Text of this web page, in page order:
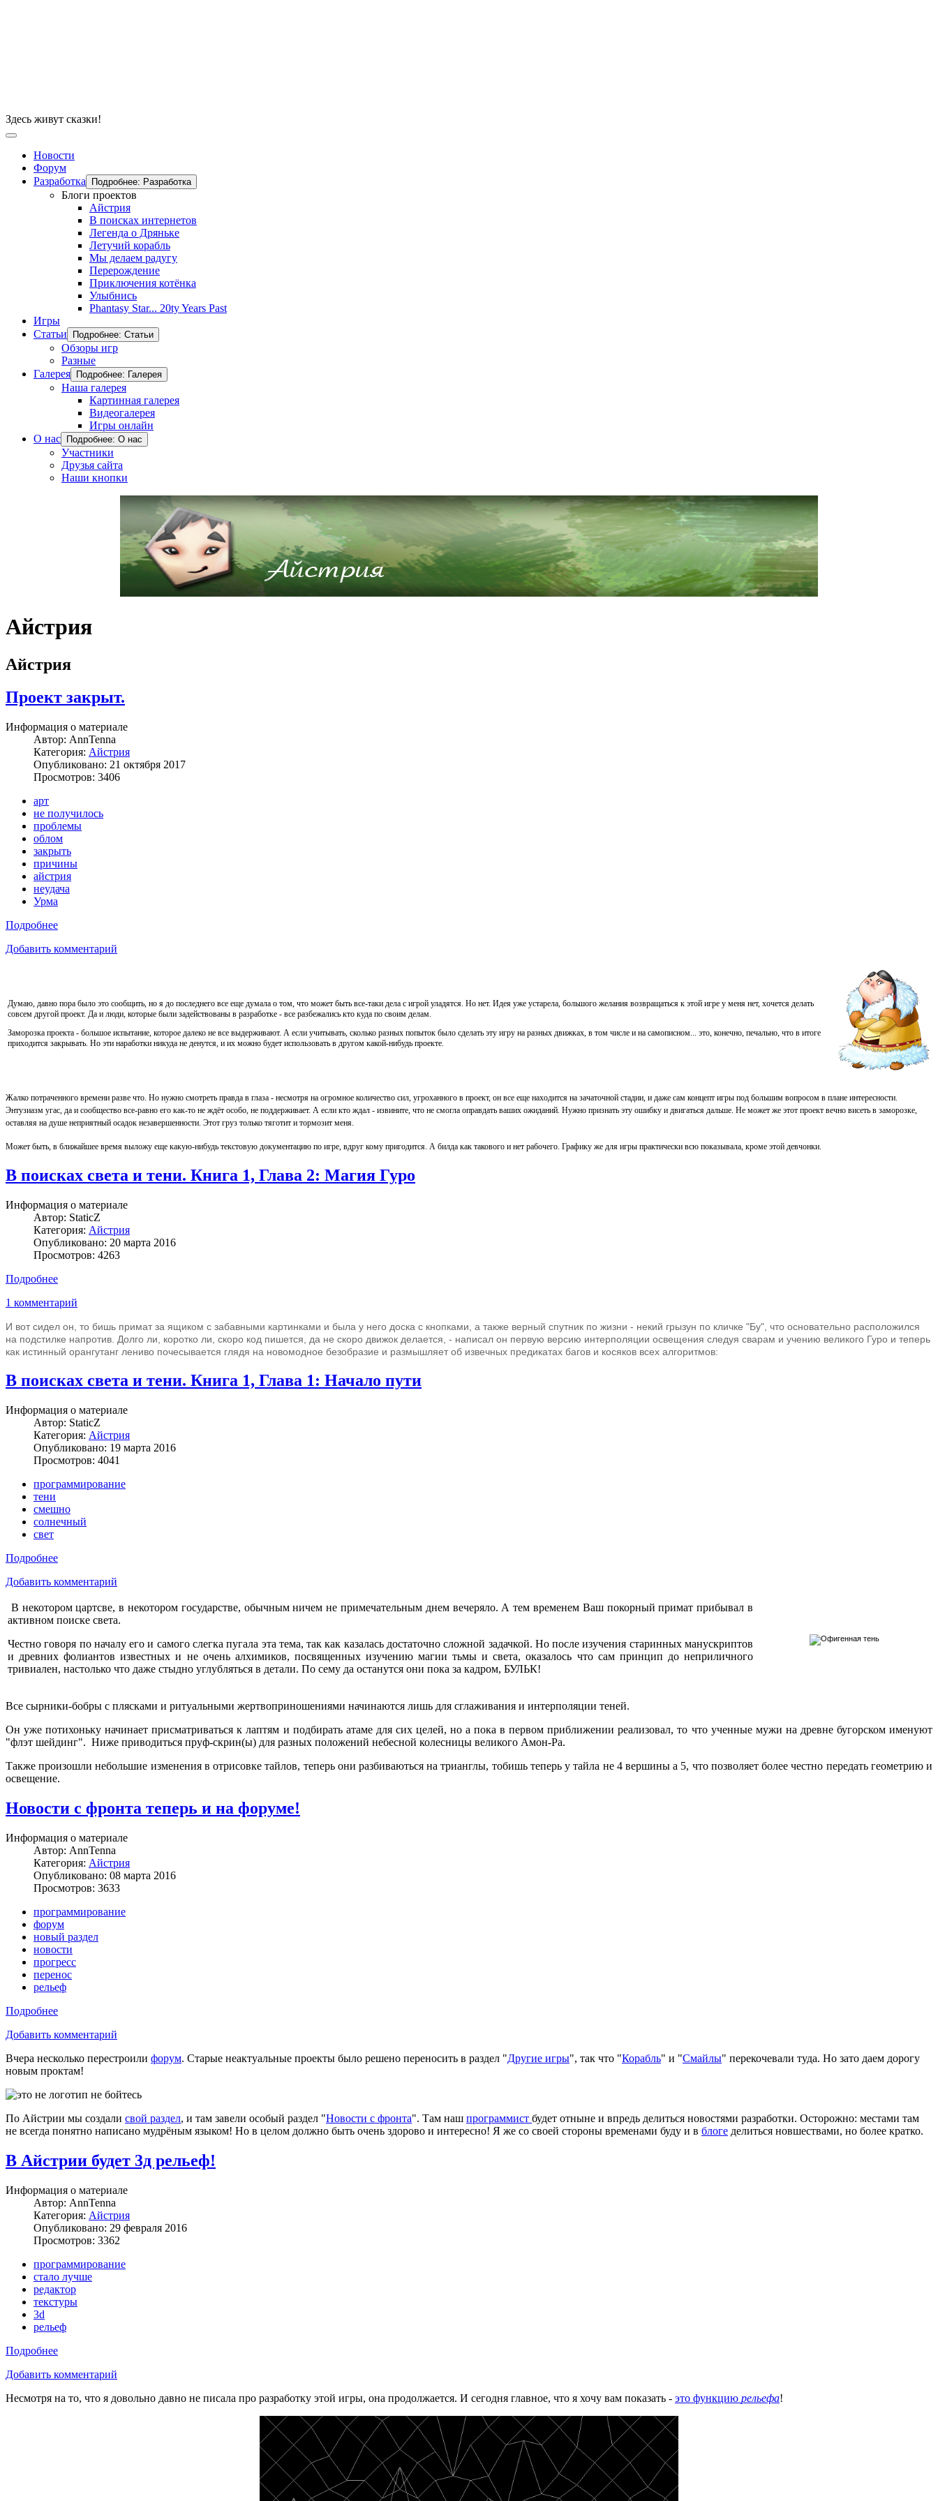
Здесь живут сказки!
Новости
Форум
Разработка
Подробнее: Разработка
Блоги проектов
Айстрия
В поисках интернетов
Легенда о Дряньке
Летучий корабль
Мы делаем радугу
Перерождение
Приключения котёнка
Улыбнись
Phantasy Star... 20ty Years Past
Игры
Статьи
Подробнее: Статьи
Обзоры игр
Разные
Галерея
Подробнее: Галерея
Наша галерея
Картинная галерея
Видеогалерея
Игры онлайн
О нас
Подробнее: О нас
Участники
Друзья сайта
Наши кнопки
Айстрия
Айстрия
Проект закрыт.
Информация о материале
Автор: AnnTenna
Категория: Айстрия
Опубликовано: 21 октября 2017
Просмотров: 3406
арт
не получилось
проблемы
облом
закрыть
причины
айстрия
неудача
Урма
Подробнее
Добавить комментарий
Думаю, давно пора было это сообщить, но я до последнего все еще думала о том, что может быть все-таки дела с игрой уладятся. Но нет. Идея уже устарела, большого желания возвращаться к этой игре у меня нет, хочется делать
совсем другой проект. Да и люди, которые были задействованы в разработке - все разбежались кто куда по своим делам.
Заморозка проекта - большое испытание, которое далеко не все выдерживают. А если учитывать, сколько разных попыток было сделать эту игру на разных движках, в том числе и на самописном... это, конечно, печально, что в итоге
приходится закрывать. Но эти наработки никуда не денутся, и их можно будет использовать в другом какой-нибудь проекте.
Жалко потраченного времени разве что. Но нужно смотреть правда в глаза - несмотря на огромное количество сил, угроханного в проект, он все еще находится на зачаточной стадии, и даже сам концепт игры под большим вопросом в плане интересности.
Энтузиазм угас, да и сообщество все-равно его как-то не ждёт особо, не поддерживает. А если кто ждал - извините, что не смогла оправдать ваших ожиданий. Нужно признать эту ошибку и двигаться дальше. Не может же этот проект вечно висеть в заморозке,
оставляя на душе неприятный осадок незавершенности. Этот груз только тяготит и тормозит меня.
Может быть, в ближайшее время выложу еще какую-нибудь текстовую документацию по игре, вдруг кому пригодится. А билда как такового и нет рабочего. Графику же для игры практически всю показывала, кроме этой девчонки.
В поисках света и тени. Книга 1, Глава 2: Магия Гуро
Информация о материале
Автор: StaticZ
Категория: Айстрия
Опубликовано: 20 марта 2016
Просмотров: 4263
Подробнее
1 комментарий
И вот сидел он, то бишь примат за ящиком с забавными картинками и была у него доска с кнопками, а также верный спутник по жизни - некий грызун по кличке "Бу", что основательно расположился
на подстилке напротив. Долго ли, коротко ли, скоро код пишется, да не скоро движок делается, - написал он первую версию интерполяции освещения следуя сварам и учению великого Гуро и теперь
как истинный орангутанг лениво почесывается глядя на новомодное безобразие и размышляет об извечных предикатах багов и косяков всех алгоритмов:
В поисках света и тени. Книга 1, Глава 1: Начало пути
Информация о материале
Автор: StaticZ
Категория: Айстрия
Опубликовано: 19 марта 2016
Просмотров: 4041
программирование
тени
смешно
солнечный
свет
Подробнее
Добавить комментарий
В некотором цартсве, в некотором государстве, обычным ничем не примечательным днем вечеряло. А тем временем Ваш покорный примат прибывал в
активном поиске света.
Честно говоря по началу его и самого слегка пугала эта тема, так как казалась достаточно сложной задачкой. Но после изучения старинных манускриптов
и древних фолиантов известных и не очень алхимиков, посвященных изучению магии тьмы и света, оказалось что сам принцип до неприличного
тривиален, настолько что даже стыдно углубляться в детали. По сему да останутся они пока за кадром, БУЛЬК!
Все сырники-бобры с плясками и ритуальными жертвоприношениями начинаются лишь для сглаживания и интерполяции теней.
Он уже потихоньку начинает присматриваться к лаптям и подбирать атаме для сих целей, но а пока в первом приближении реализовал, то что ученные мужи на древне бугорском именуют
"флэт шейдинг". Ниже приводиться пруф-скрин(ы) для разных положений небесной колесницы великого Амон-Ра.
Также произошли небольшие изменения в отрисовке тайлов, теперь они разбиваються на трианглы, тобишь теперь у тайла не 4 вершины а 5, что позволяет более честно передать геометрию и
освещение.
Новости с фронта теперь и на форуме!
Информация о материале
Автор: AnnTenna
Категория: Айстрия
Опубликовано: 08 марта 2016
Просмотров: 3633
программирование
форум
новый раздел
новости
прогресс
перенос
рельеф
Подробнее
Добавить комментарий
Вчера несколько перестроили форум. Старые неактуальные проекты было решено переносить в раздел "Другие игры", так что "Корабль" и "Смайлы" перекочевали туда. Но зато даем дорогу
новым проктам!
По Айстрии мы создали свой раздел, и там завели особый раздел "Новости с фронта". Там наш программист будет отныне и впредь делиться новостями разработки. Осторожно: местами там
не всегда понятно написано мудрёным языком! Но в целом должно быть очень здорово и интересно! Я же со своей стороны временами буду и в блоге делиться новшествами, но более кратко.
В Айстрии будет 3д рельеф!
Информация о материале
Автор: AnnTenna
Категория: Айстрия
Опубликовано: 29 февраля 2016
Просмотров: 3362
программирование
стало лучше
редактор
текстуры
3d
рельеф
Подробнее
Добавить комментарий
Несмотря на то, что я довольно давно не писала про разработку этой игры, она продолжается. И сегодня главное, что я хочу вам показать - это функцию рельефа!